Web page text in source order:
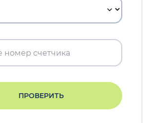
ПРОВЕРИТЬ